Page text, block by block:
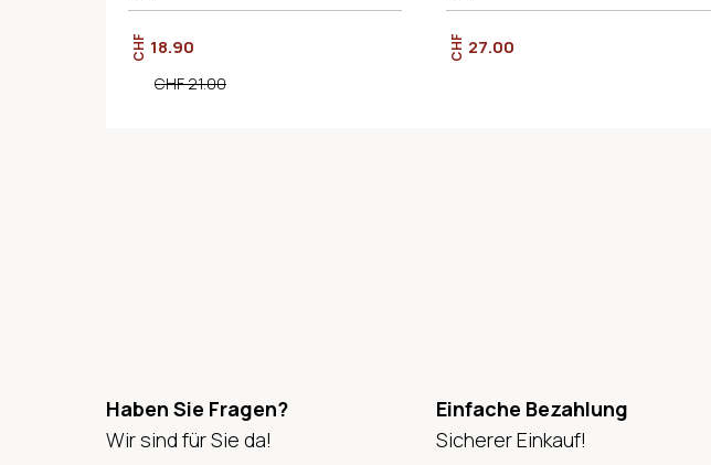
CHF 18.90
CHF 21.00
CHF 27.00
Haben Sie Fragen?
Wir sind für Sie da!
Einfache Bezahlung
Sicherer Einkauf!